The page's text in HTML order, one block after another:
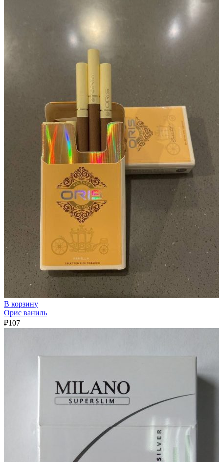
В корзину
Орис ваниль
₽107